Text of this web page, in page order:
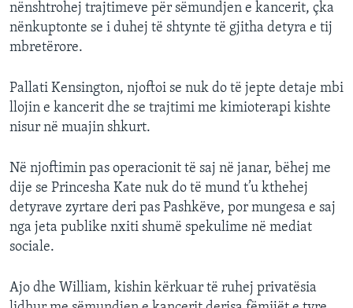
nënshtrohej trajtimeve për sëmundjen e kancerit, çka
nënkuptonte se i duhej të shtynte të gjitha detyra e tij
mbretërore.
Pallati Kensington, njoftoi se nuk do të jepte detaje mbi
llojin e kancerit dhe se trajtimi me kimioterapi kishte
nisur në muajin shkurt.
Në njoftimin pas operacionit të saj në janar, bëhej me
dije se Princesha Kate nuk do të mund t’u kthehej
detyrave zyrtare deri pas Pashkëve, por mungesa e saj
nga jeta publike nxiti shumë spekulime në mediat
sociale.
Ajo dhe William, kishin kërkuar të ruhej privatësia